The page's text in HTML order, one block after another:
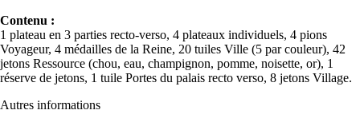
Contenu :
1 plateau en 3 parties recto-verso, 4 plateaux individuels, 4 pions
Voyageur, 4 médailles de la Reine, 20 tuiles Ville (5 par couleur), 42
jetons Ressource (chou, eau, champignon, pomme, noisette, or), 1
réserve de jetons, 1 tuile Portes du palais recto verso, 8 jetons Village.
Autres informations